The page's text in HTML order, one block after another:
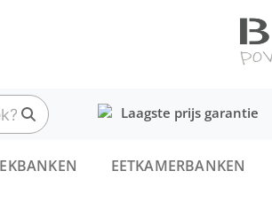
Laagste prijs garantie
EETKAMERBANKEN